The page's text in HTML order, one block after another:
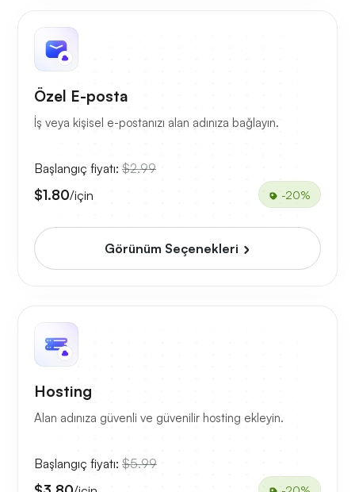
Özel E-posta
İş veya kişisel e-postanızı alan adınıza bağlayın.
Başlangıç fiyatı: $2.99
$1.80/için -20%
Görünüm Seçenekleri
Hosting
Alan adınıza güvenli ve güvenilir hosting ekleyin.
Başlangıç fiyatı: $5.99